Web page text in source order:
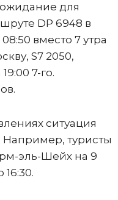
ожидание для
DP 6948 в
вместо 7 утра
S7 2050,
7-го.
ситуация
Например, туристы
эль-Шейх на 9
16:30.